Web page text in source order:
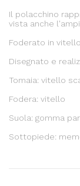
Il polacchino
vista anche
Foderato in
Disegnato e
Tomaia: vitello
Fodera: vitello
Suola: gomma
Sottopiede: